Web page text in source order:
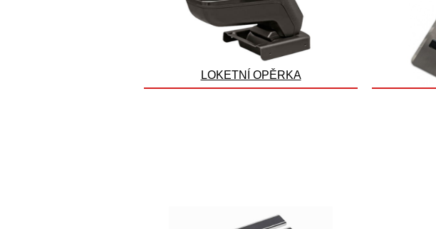
LOKETNÍ OPĚRKA